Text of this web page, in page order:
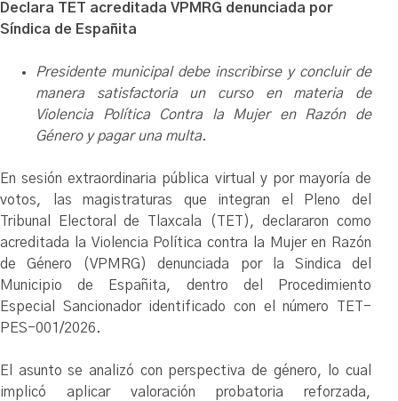
Declara TET acreditada VPMRG denunciada por
Síndica de Españita
Presidente municipal debe inscribirse y concluir de
manera satisfactoria un curso en materia de
Violencia Política Contra la Mujer en Razón de
Género y pagar una multa.
En sesión extraordinaria pública virtual y por mayoría de
votos, las magistraturas que integran el Pleno del
Tribunal Electoral de Tlaxcala (TET), declararon como
acreditada la Violencia Política contra la Mujer en Razón
de Género (VPMRG) denunciada por la Sindica del
Municipio de Españita, dentro del Procedimiento
Especial Sancionador identificado con el número TET-
PES-001/2026.
El asunto se analizó con perspectiva de género, lo cual
implicó aplicar valoración probatoria reforzada,